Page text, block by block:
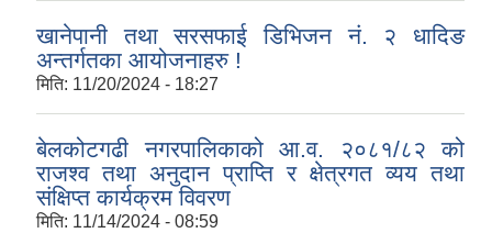
खानेपानी तथा सरसफाई डिभिजन नं. २ धादिङ
अन्तर्गतका आयोजनाहरु !
मिति: 11/20/2024 - 18:27
बेलकोटगढी नगरपालिकाको आ.व. २०८१/८२ को
राजश्व तथा अनुदान प्राप्ति र क्षेत्रगत व्यय तथा
संक्षिप्त कार्यक्रम विवरण
मिति: 11/14/2024 - 08:59